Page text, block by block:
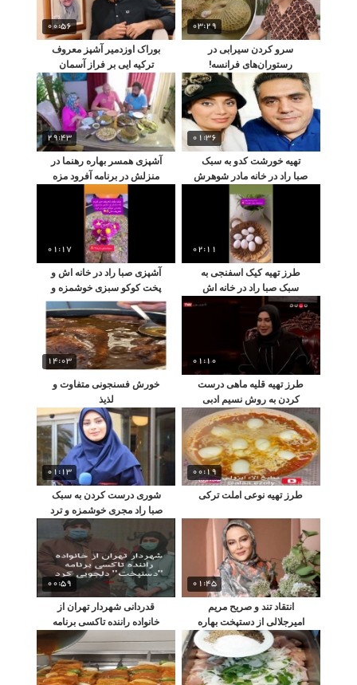
03:29
سرو کردن سیرابی در
رستوران‌های فرانسه!
00:56
بوراک اوزدمیر آشپز معروف
ترکیه ایی بر فراز آسمان
آشپزی کرد
01:36
تهیه خورشت کدو به سبک
صبا راد در خانه مادر شوهرش
29:43
آشپزی همسر بهاره رهنما در
منزلش در برنامه آفرود مزه
02:11
طرز تهیه کیک اسفنجی به
سبک صبا راد در خانه اش
01:17
آشپزی صبا راد در خانه اش و
پخت کوکو سبزی خوشمزه و
متفاوت
01:10
طرز تهیه قلیه ماهی درست
کردن به روش نسیم ادبی
بازیگر
14:03
خورش فسنجونی متفاوت و
لذیذ
00:19
طرز تهیه نوعی املت ترکی
01:13
شوری درست کردن به سبک
صبا راد مجری خوشمزه و ترد
01:45
انتقاد تند و صریح مریم
امیرجلالی از دستپخت بهاره
رهنما
00:59
قدردانی شهردار تهران از
خانواده راننده تاکسی برنامه